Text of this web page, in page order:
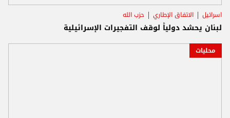
اسرائيل الاتفاق الإطاري حزب الله
لبنان يحشد دولياً لوقف التفجيرات الإسرائيلية
محليات